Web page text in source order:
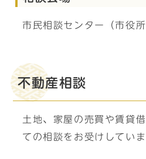
市民相談センター（市役所
不動産相談
土地、家屋の売買や賃貸
ての相談をお受けしていま